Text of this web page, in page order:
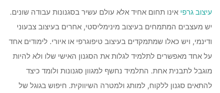
עיצוב גרפי אינו תחום אחיד אלא עולם עשיר בסגנונות עבודה שונים.
יש מעצבים המתמחים בעיצוב מינימליסטי, אחרים בעיצוב צבעוני
ודינמי, ויש כאלו שמתמקדים בעיצוב טיפוגרפי או איורי. לימודים אחד
על אחד מאפשרים לתלמיד לגלות את הסגנון האישי שלו ולא להיות
מוגבל לתבנית אחת. התלמיד נחשף למגוון סגנונות ולומד כיצד
להתאים סגנון ללקוח, למותג ולמטרה השיווקית. חיפוש בגוגל של